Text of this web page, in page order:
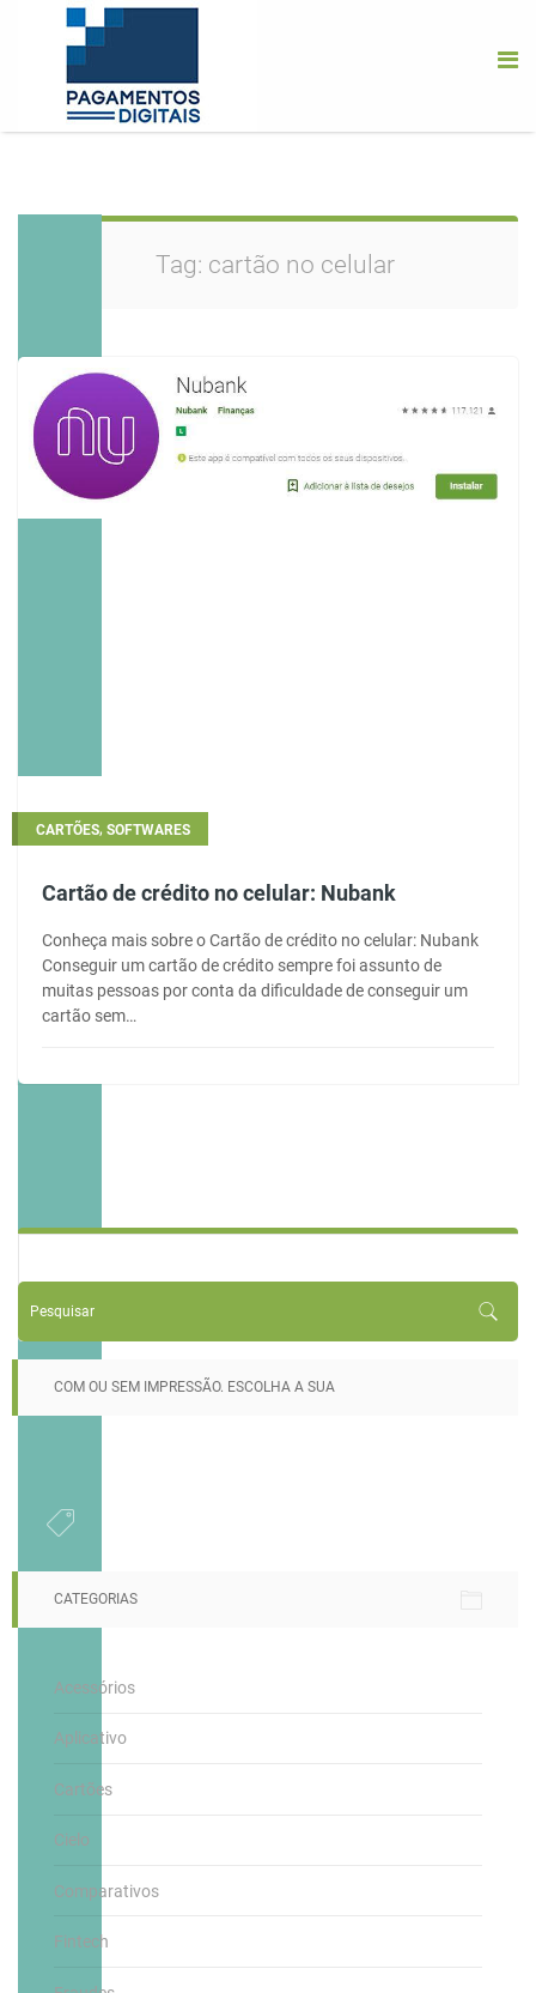
Tag: cartão no celular
CARTÕES, SOFTWARES
Cartão de crédito no celular: Nubank
Conheça mais sobre o Cartão de crédito no celular: Nubank
Conseguir um cartão de crédito sempre foi assunto de
muitas pessoas por conta da dificuldade de conseguir um
cartão sem…
COM OU SEM IMPRESSÃO. ESCOLHA A SUA
CATEGORIAS
Acessórios
Aplicativo
Cartões
Cielo
Comparativos
Fintech